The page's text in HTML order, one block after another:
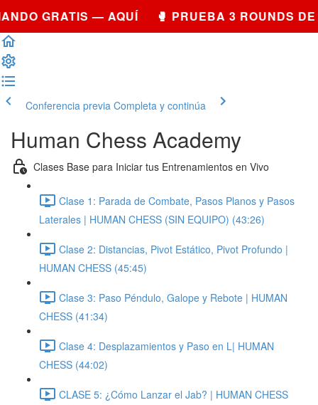
GRATIS — AQUÍ 🥊 PRUEBA 3 ROUNDS
Conferencia previa Completa y continúa
Human Chess Academy
Clases Base para Iniciar tus Entrenamientos en Vivo
Clase 1: Parada de Combate, Pasos Planos y Pasos
Laterales | HUMAN CHESS (SIN EQUIPO) (43:26)
Clase 2: Distancias, Pivot Estático, Pivot Profundo |
HUMAN CHESS (45:45)
Clase 3: Paso Péndulo, Galope y Rebote | HUMAN
CHESS (41:34)
Clase 4: Desplazamientos y Paso en L| HUMAN
CHESS (44:02)
CLASE 5: ¿Cómo Lanzar el Jab? | HUMAN CHESS